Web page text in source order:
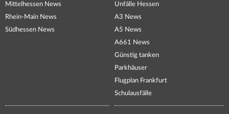
Mittelhessen News
Rhein-Main News
Südhessen News
Unfälle Hessen
A3 News
A5 News
A661 News
Günstig tanken
Parkhäuser
Flugplan Frankfurt
Schulausfälle